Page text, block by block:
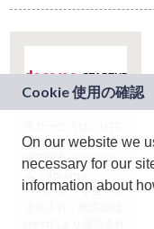
ドコモグループの新
規事業創出プログラ
ム「docomo
STARTUP」を通じて
On our website we
necessary for our
information about